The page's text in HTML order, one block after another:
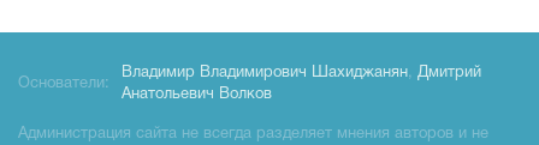
Основатели:
Владимир Владимирович Шахиджанян, Дмитрий
Анатольевич Волков
Администрация сайта не всегда разделяет мнения авторов и не